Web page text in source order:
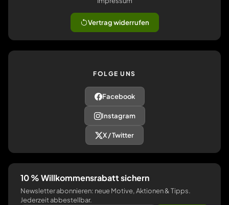
Vertrag widerrufen
FOLGE UNS
Facebook
Instagram
X / Twitter
10 % Willkommensrabatt sichern
Newsletter abonnieren: neue Motive, Aktionen & Tipps.
Jederzeit abbestellbar.